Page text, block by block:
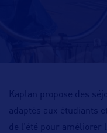
Kaplan propose des
adaptés aux étudiants
de l’été pour